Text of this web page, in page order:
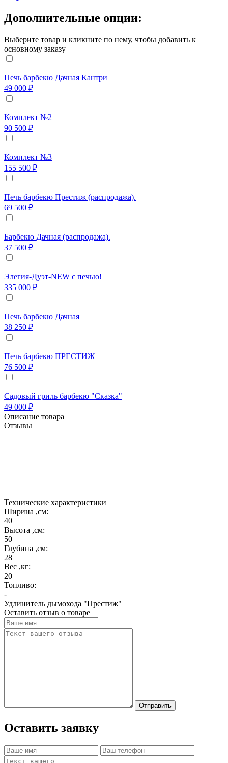
Дополнительные опции:
Выберите товар и кликните по нему, чтобы добавить к
основному заказу
Печь барбекю Дачная Кантри
49 000 ₽
Комплект №2
90 500 ₽
Комплект №3
155 500 ₽
Печь барбекю Престиж (распродажа).
69 500 ₽
Барбекю Дачная (распродажа).
37 500 ₽
Элегия-Дуэт-NEW с печью!
335 000 ₽
Печь барбекю Дачная
38 250 ₽
Печь барбекю ПРЕСТИЖ
76 500 ₽
Садовый гриль барбекю "Сказка"
49 000 ₽
Описание товара
Отзывы
Технические характеристики
Ширина ,см:
40
Высота ,см:
50
Глубина ,см:
28
Вес ,кг:
20
Топливо:
-
Удлинитель дымохода "Престиж"
Оставить отзыв о товаре
Отправить
Оставить заявку